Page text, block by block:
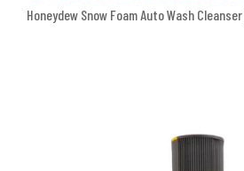
Honeydew Snow Foam Auto Wash